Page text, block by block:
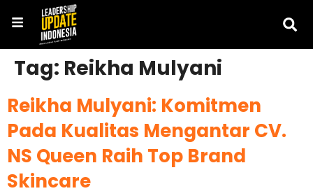
Tag: Reikha Mulyani
Reikha Mulyani: Komitmen
Pada Kualitas Mengantar CV.
NS Queen Raih Top Brand
Skincare